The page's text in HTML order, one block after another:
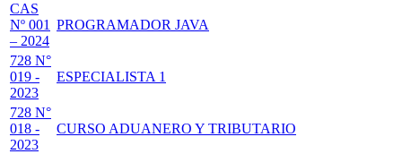
CAS
Nº 001
– 2024
PROGRAMADOR JAVA
728 N°
019 -
2023
ESPECIALISTA 1
728 N°
018 -
2023
CURSO ADUANERO Y TRIBUTARIO